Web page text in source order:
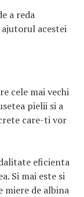
a reda
acestei
cele mai vechi
pielii si a
care-ti vor
eficienta
Si mai este si
miere de albina